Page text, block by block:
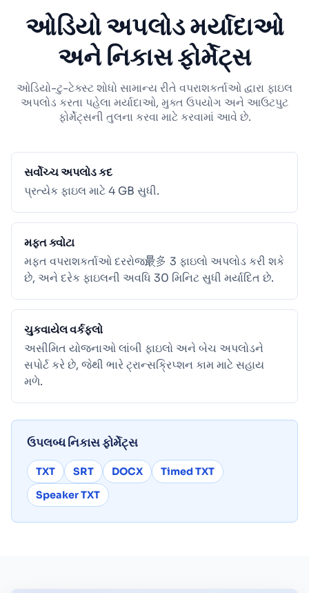
ઓડિયો અપલોડ મર્યાદાઓ
અને નિકાસ ફોર્મેટ્સ
ઓડિયો-ટુ-ટેક્સ્ટ શોધો સામાન્ય રીતે વપરાશકર્તાઓ દ્વારા ફાઇલ
અપલોડ કરતા પહેલા મર્યાદાઓ, મુક્ત ઉપયોગ અને આઉટપુટ
ફોર્મેટ્સની તુલના કરવા માટે કરવામાં આવે છે.
સર્વોચ્ચ અપલોડ કદ
પ્રત્યેક ફાઇલ માટે 4 GB સુધી.
મફત ક્વોટા
મફત વપરાશકર્તાઓ દરરોજ最多 3 ફાઇલો અપલોડ કરી શકે
છે, અને દરેક ફાઇલની અવધિ 30 મિનિટ સુધી મર્યાદિત છે.
ચુકવાયેલ વર્કફ્લો
અસીમિત યોજનાઓ લાંબી ફાઇલો અને બેચ અપલોડને
સપોર્ટ કરે છે, જેથી ભારે ટ્રાન્સક્રિપ્શન કામ માટે સહાય
મળે.
ઉપલબ્ધ નિકાસ ફોર્મેટ્સ
TXT SRT DOCX
Timed TXT
Speaker TXT